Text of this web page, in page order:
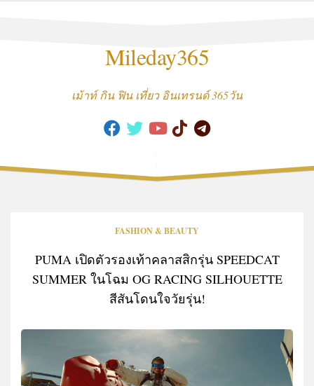
Mileday365
เม้าท์ กิน ฟิน เที่ยว อินเทรนด์ 365วัน
FASHION & BEAUTY
PUMA เปิดตัวรองเท้าคลาสสิกรุ่น SPEEDCAT
SUMMER ในโฉม OG RACING SILHOUETTE
สีสันโดนใจวัยรุ่น!